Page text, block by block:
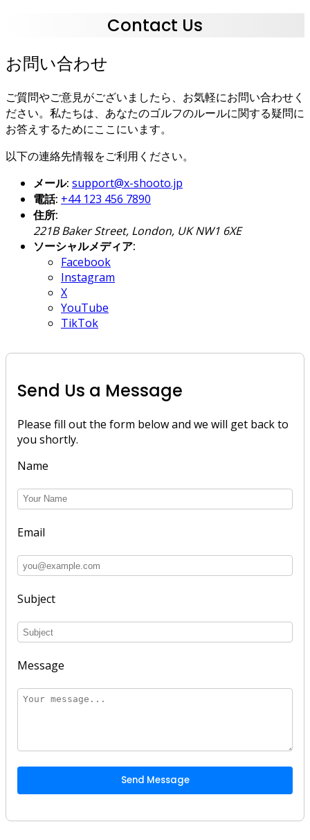
Contact Us
お問い合わせ
ご質問やご意見がございましたら、お気軽にお問い合わせく
ださい。私たちは、あなたのゴルフのルールに関する疑問に
お答えするためにここにいます。
以下の連絡先情報をご利用ください。
メール: support@x-shooto.jp
電話: +44 123 456 7890
住所:
221B Baker Street, London, UK NW1 6XE
ソーシャルメディア:
Facebook
Instagram
X
YouTube
TikTok
Send Us a Message
Please fill out the form below and we will get back to
you shortly.
Name
Email
Subject
Message
Send Message